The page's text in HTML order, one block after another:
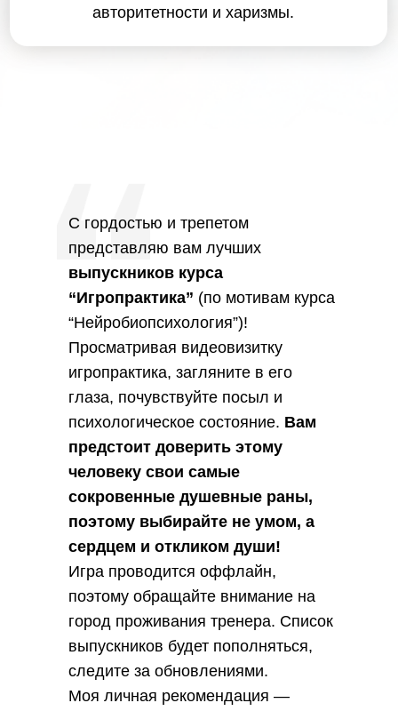
авторитетности и харизмы.
С гордостью и трепетом
представляю вам лучших
выпускников курса
“Игропрактика” (по мотивам курса
“Нейробиопсихология”)!
Просматривая видеовизитку
игропрактика, загляните в его
глаза, почувствуйте посыл и
психологическое состояние. Вам
предстоит доверить этому
человеку свои самые
сокровенные душевные раны,
поэтому выбирайте не умом, а
сердцем и откликом души!
Игра проводится оффлайн,
поэтому обращайте внимание на
город проживания тренера. Список
выпускников будет пополняться,
следите за обновлениями.
Моя личная рекомендация —